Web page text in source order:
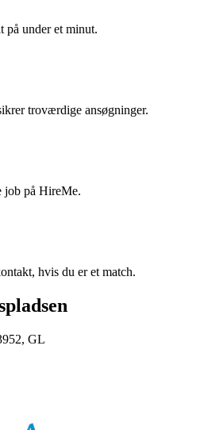
på under et minut.
troværdige ansøgninger.
job på HireMe.
hvis du er et match.
GL